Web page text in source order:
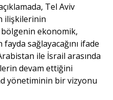
Tel Aviv
ilişkilerinin
ekonomik,
sağlayacağını ifade
ile İsrail arasında
devam ettiğini
yönetiminin bir vizyonu